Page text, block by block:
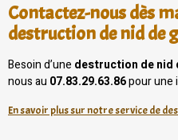
Contactez-nous dès
destruction de nid de
Besoin d’une destruction de nid
nous au 07.83.29.63.86pour une
En savoir plus sur notre service de